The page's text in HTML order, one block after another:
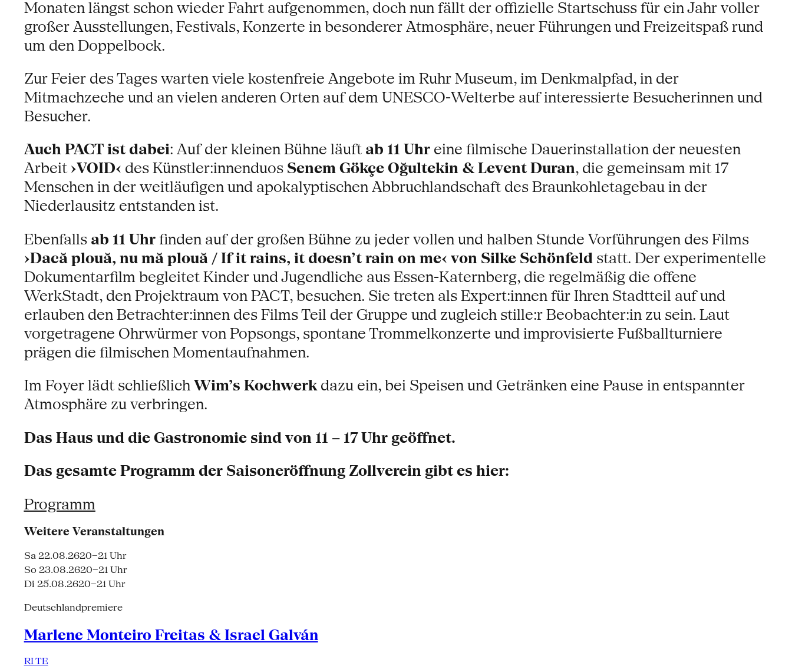
Monaten längst schon wieder Fahrt aufgenommen, doch nun fällt der offizielle Startschuss für ein Jahr voller
großer Ausstellungen, Festivals, Konzerte in besonderer Atmosphäre, neuer Führungen und Freizeitspaß rund
um den Doppelbock.
Zur Feier des Tages warten viele kostenfreie Angebote im Ruhr Museum, im Denkmalpfad, in der
Mitmachzeche und an vielen anderen Orten auf dem UNESCO-Welterbe auf interessierte Besucherinnen und
Besucher.
Auch PACT ist dabei: Auf der kleinen Bühne läuft ab 11 Uhreine filmische Dauerinstallation der neuesten
Arbeit ›VOID‹ des Künstler:innenduos Senem Gökçe Oğultekin & Levent Duran, die gemeinsam mit 17
Menschen in der weitläufigen und apokalyptischen Abbruchlandschaft des Braunkohletagebau in der
Niederlausitz entstanden ist.
Ebenfalls ab 11 Uhrfinden auf der großen Bühne zu jeder vollen und halben Stunde Vorführungen des Films
›Dacă plouă, nu mă plouă / If it rains, it doesn’t rain on me‹ von Silke Schönfeldstatt. Der experimentelle
Dokumentarfilm begleitet Kinder und Jugendliche aus Essen-Katernberg, die regelmäßig die offene
WerkStadt, den Projektraum von PACT, besuchen. Sie treten als Expert:innen für Ihren Stadtteil auf und
erlauben den Betrachter:innen des Films Teil der Gruppe und zugleich stille:r Beobachter:in zu sein. Laut
vorgetragene Ohrwürmer von Popsongs, spontane Trommelkonzerte und improvisierte Fußballturniere
prägen die filmischen Momentaufnahmen.
Im Foyer lädt schließlich Wim’s Kochwerkdazu ein, bei Speisen und Getränken eine Pause in entspannter
Atmosphäre zu verbringen.
Das Haus und die Gastronomie sind von 11 – 17 Uhr geöffnet.
Das gesamte Programm der Saisoneröffnung Zollverein gibt es hier:
Programm
Weitere Veranstaltungen
Sa 22.08.2620–21 Uhr
So 23.08.2620–21 Uhr
Di 25.08.2620–21 Uhr
Deutschlandpremiere
Marlene Monteiro Freitas & Israel Galván
RI TE